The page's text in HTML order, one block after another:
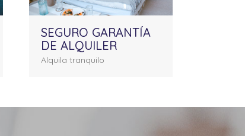
SEGURO GARANTÍA
DE ALQUILER
Alquila tranquilo